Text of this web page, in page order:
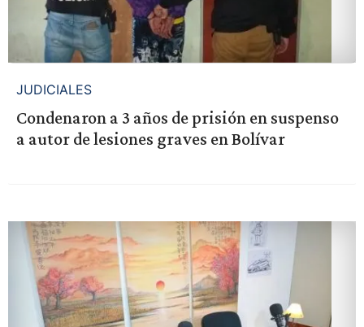
JUDICIALES
Condenaron a 3 años de prisión en suspenso
a autor de lesiones graves en Bolívar